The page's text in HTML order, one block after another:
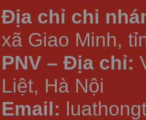
Địa chỉ chi
xã Giao Minh,
PNV – Địa chỉ:
Liệt, Hà Nội
Email: